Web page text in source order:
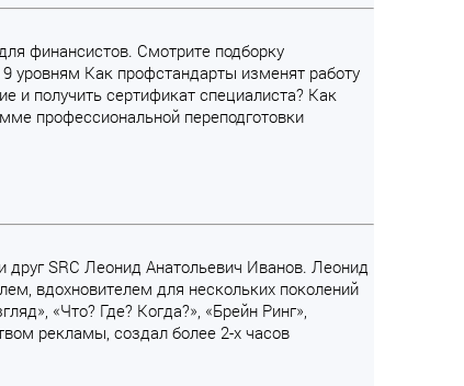
финансистов. Смотрите подборку
уровням Как профстандарты изменят работу
и получить сертификат специалиста? Как
профессиональной переподготовки
SRC Леонид Анатольевич Иванов. Леонид
вдохновителем для нескольких поколений
«Что? Где? Когда?», «Брейн Ринг»,
рекламы, создал более 2-х часов